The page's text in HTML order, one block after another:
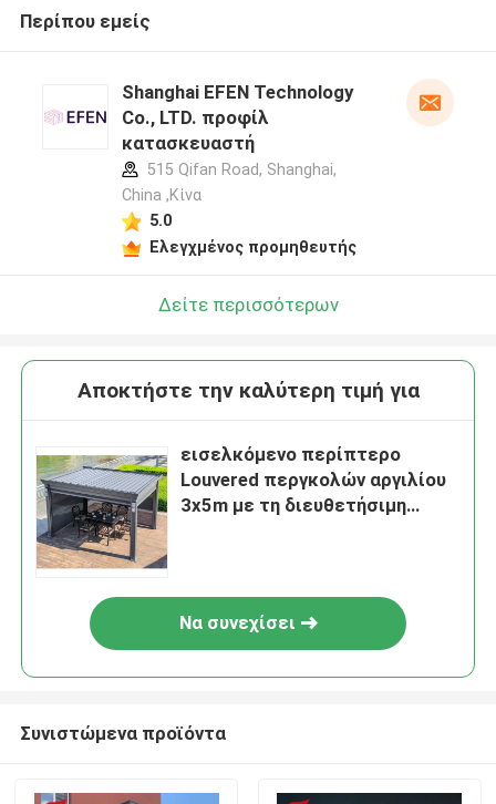
Περίπου εμείς
Shanghai EFEN Technology
Co., LTD. προφίλ
κατασκευαστή
515 Qifan Road, Shanghai,
China ,Κίνα
5.0
Ελεγχμένος προμηθευτής
Δείτε περισσότερων
Αποκτήστε την καλύτερη τιμή για
εισελκόμενο περίπτερο
Louvered περγκολών αργιλίου
3x5m με τη διευθετήσιμη
Να συνεχίσει
Συνιστώμενα προϊόντα